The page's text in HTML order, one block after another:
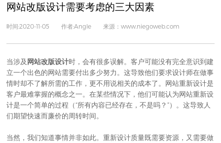
网站改版设计需要考虑的三大因素
时间:2020-11-05 作者:Angle 来源：www.niegoweb.com
当涉及网站改版设计时，会有很多误解。客户可能没有完全意识到建
立一个出色的网站需要付出多少努力。这导致他们要求设计师在做事
情时却不了解所需的工作，更不用说相关的成本了。网站重新设计是
客户最难掌握的概念之一。在某些情况下，他们可能认为网站重新设
计是一个简单的过程（“所有内容已经存在，不是吗？”）。这导致人
们期望快速而廉价的周转时间。
当然，我们知道事情并非如此。重新设计质量既需要资源，又需要做